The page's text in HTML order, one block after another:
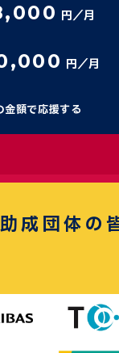
円／月
円／月
金額で応援する
成団体の